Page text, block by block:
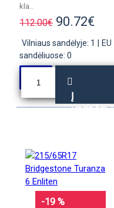
kla..
112.00€ 90.72€
Vilniaus sandėlyje: 1
EU
sandėliuose: 0
Į
KREPŠELĮ
-19 %